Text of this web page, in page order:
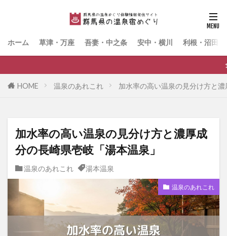
ホーム 草津・万座 吾妻・中之条 安中・横川 利根・沼田
全国有数の温泉県・群
HOME 温泉のあれこれ 加水率の高い温泉の見分け方と
加水率の高い温泉の見分け方と濃厚成
分の長崎県壱岐「湯本温泉」
温泉のあれこれ 湯本温泉
温泉のあれこれ